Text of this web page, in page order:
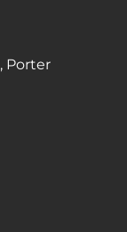
, Porter